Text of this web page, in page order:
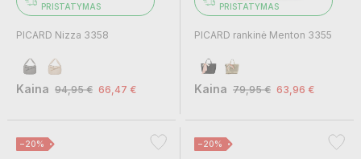
PRISTATYMAS
PICARD Nizza 3358
Kaina 94,95 € 66,47 €
PRISTATYMAS
PICARD rankinė Menton 3355
Kaina 79,95 € 63,96 €
−20% −20%